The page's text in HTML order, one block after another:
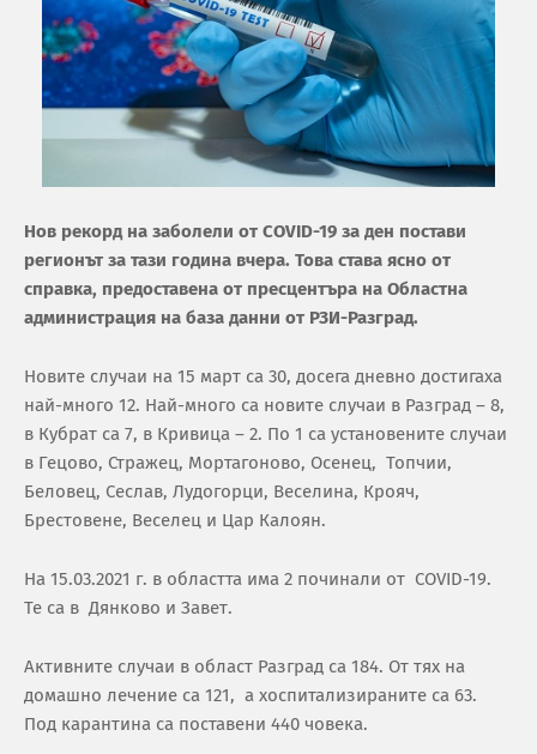
Нов рекорд на заболели от COVID-19 за ден постави
регионът за тази година вчера. Това става ясно от
справка, предоставена от пресцентъра на Областна
администрация на база данни от РЗИ-Разград.
Новите случаи на 15 март са 30, досега дневно достигаха
най-много 12. Най-много са новите случаи в Разград – 8,
в Кубрат са 7, в Кривица – 2. По 1 са установените случаи
в Гецово, Стражец, Мортагоново, Осенец, Топчии,
Беловец, Сеслав, Лудогорци, Веселина, Крояч,
Брестовене, Веселец и Цар Калоян.
На 15.03.2021 г. в областта има 2 починали от COVID-19.
Те са в Дянково и Завет.
Активните случаи в област Разград са 184. От тях на
домашно лечение са 121, а хоспитализираните са 63.
Под карантина са поставени 440 човека.